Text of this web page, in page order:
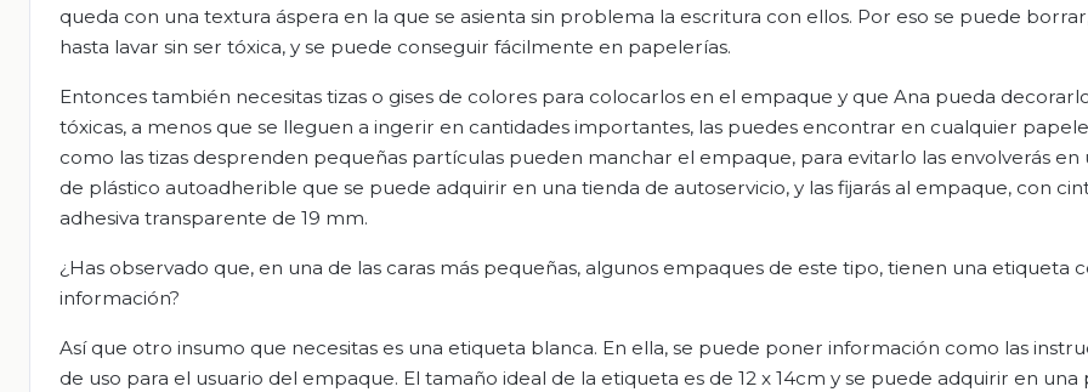
queda con una textura áspera en la que se asienta sin problema la escritura con ellos. Por eso se puede
hasta lavar sin ser tóxica, y se puede conseguir fácilmente en papelerías.
Entonces también necesitas tizas o gises de colores para colocarlos en el empaque y que Ana pueda
tóxicas, a menos que se lleguen a ingerir en cantidades importantes, las puedes encontrar en cualquier
como las tizas desprenden pequeñas partículas pueden manchar el empaque, para evitarlo las envolverás en
de plástico autoadherible que se puede adquirir en una tienda de autoservicio, y las fijarás al empaque, con
adhesiva transparente de 19 mm.
¿Has observado que, en una de las caras más pequeñas, algunos empaques de este tipo, tienen una etiqueta
información?
Así que otro insumo que necesitas es una etiqueta blanca. En ella, se puede poner información como las
de uso para el usuario del empaque. El tamaño ideal de la etiqueta es de 12 x 14cm y se puede adquirir en una